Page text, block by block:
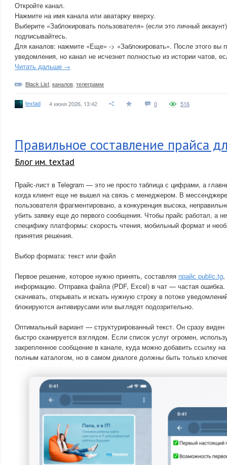
Откройте канал.
Нажмите на имя канала или аватарку вверху.
Выберите «Заблокировать пользователя» (если это личный
подписывайтесь.
Для каналов: нажмите «Еще» -> «Заблокировать». После этого вы
уведомления, но канал не исчезнет полностью из истории чатов,
Читать дальше →
Black List каналов телеграмм
textad 4 июня 2026, 13:42 0 516
Правильное составление прайса
Блог им. textad
Прайс-лист в Telegram — это не просто таблица с цифрами, а
когда клиент еще не вышел на связь с менеджером. В
пользователя фрагментировано, а конкуренция высока,
убить заявку еще до первого сообщения. Чтобы прайс работал, а
специфику платформы: скорость чтения, мобильный формат и
принятия решения.
Выбор формата: текст или файл
Первое решение, которое нужно принять, составляя прайс public.tg,
информацию. Отправка файла (PDF, Excel) в чат — частая
скачивать, открывать и искать нужную строку в потоке
блокируются антивирусами или выглядят подозрительно.
Оптимальный вариант — структурированный текст. Он сразу виден
быстро сканируется взглядом. Если список услуг огромен,
закрепленное сообщение в канале, куда можно добавить ссылку
полным каталогом, но в самом диалоге должны быть только